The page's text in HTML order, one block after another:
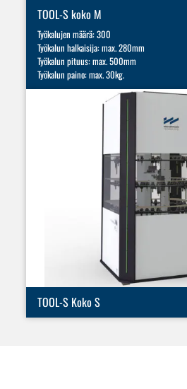
TOOL-S koko M
Työkalujen määrä: 300
Työkalun halkaisija: max. 280mm
Työkalun pituus: max. 500mm
Työkalun paino: max. 30kg.
TOOL-S Koko S